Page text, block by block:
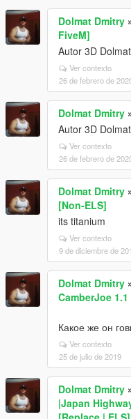
Dolmat Dmitry
FiveM]
Autor 3D
Ver contexto
26 de febrero de
Dolmat Dmitry
Autor 3D
Ver contexto
26 de febrero de
Dolmat Dmitry
[Non-ELS]
its titanium
Ver contexto
9 de diciembre de
Dolmat Dmitry
CamberJoe 1.1
Какое же он
Ver contexto
25 de julio de 2019
Dolmat Dmitry
|Japan